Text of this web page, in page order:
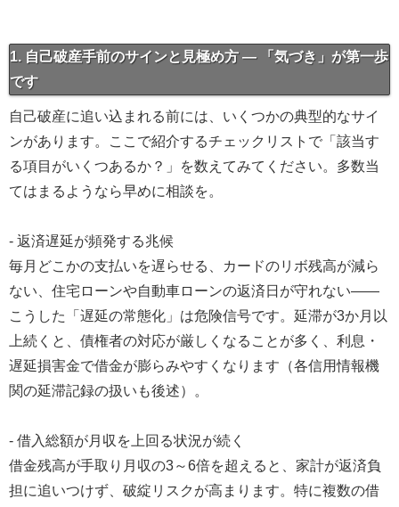
1. 自己破産手前のサインと見極め方 — 「気づき」が第一歩
です
自己破産に追い込まれる前には、いくつかの典型的なサイ
ンがあります。ここで紹介するチェックリストで「該当す
る項目がいくつあるか？」を数えてみてください。多数当
てはまるようなら早めに相談を。
- 返済遅延が頻発する兆候
毎月どこかの支払いを遅らせる、カードのリボ残高が減ら
ない、住宅ローンや自動車ローンの返済日が守れない――
こうした「遅延の常態化」は危険信号です。延滞が3か月以
上続くと、債権者の対応が厳しくなることが多く、利息・
遅延損害金で借金が膨らみやすくなります（各信用情報機
関の延滞記録の扱いも後述）。
- 借入総額が月収を上回る状況が続く
借金残高が手取り月収の3～6倍を超えると、家計が返済負
担に追いつけず、破綻リスクが高まります。特に複数の借